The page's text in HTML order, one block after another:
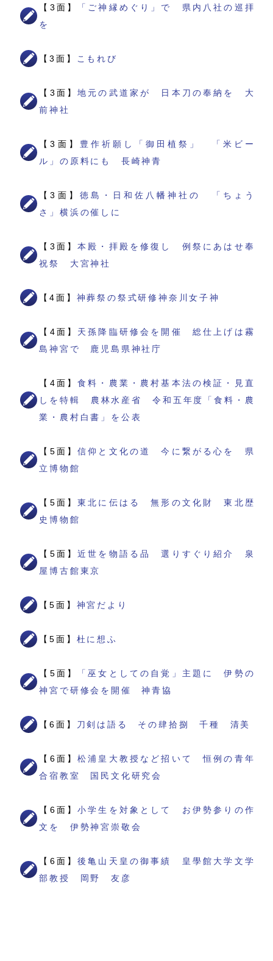
【3面】
「ご神縁めぐり」で 県内八社の巡拝
を
【3面】 こもれび
【3面】地元の武道家が 日本刀の奉納を 大
前神社
【3面】 豊作祈願し「御田植祭」 「米ビー
ル」の原料にも 長崎神青
【3面】 徳島・日和佐八幡神社の 「ちょう
さ」横浜の催しに
【3面】本殿・拝殿を修復し 例祭にあはせ奉
祝祭 大宮神社
【4面】 神葬祭の祭式研修神奈川女子神
【4面】 天孫降臨研修会を開催 総仕上げは霧
島神宮で 鹿児島県神社庁
【4面】食料・農業・農村基本法の検証・見直
しを特輯 農林水産省 令和五年度「食料・農
業・農村白書」を公表
【5面】信仰と文化の道 今に繋がる心を 県
立博物館
【5面】東北に伝はる 無形の文化財 東北歴
史博物館
【5面】近世を物語る品 選りすぐり紹介 泉
屋博古館東京
【5面】 神宮だより
【5面】 杜に想ふ
【5面】
「巫女としての自覚」主題に 伊勢の
神宮で研修会を開催 神青協
【6面】 刀剣は語る その肆拾捌 千種 清美
【6面】松浦皇大教授など招いて 恒例の青年
合宿教室 国民文化研究会
【6面】小学生を対象として お伊勢参りの作
文を 伊勢神宮崇敬会
【6面】後亀山天皇の御事績 皇學館大学文学
部教授 岡野 友彦